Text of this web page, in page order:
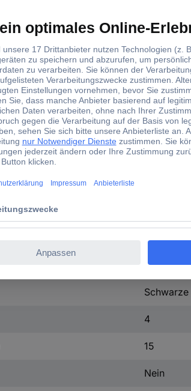
9 G
100 m
1.5 mm²
11.40 mm
Ja
4
15
Nein